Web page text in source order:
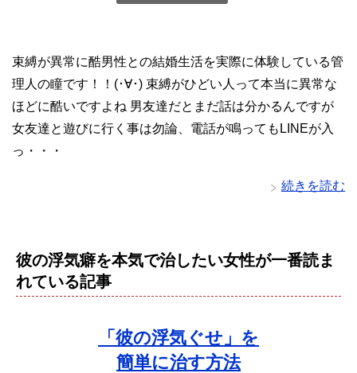
束縛が異常に酷男性との結婚生活を実際に体験している管
理人の瞳です！！(･∀･) 束縛がひどい人って本当に異常な
ほどに酷いですよね 男友達だとまだ話は分かるんですが
女友達と遊びに行く事は勿論、電話が鳴ってもLINEが入
っ・・・
続きを読む
彼の浮気癖を本気で治したい女性が一番読ま
れている記事
「彼の浮気ぐせ」を
簡単に治す方法